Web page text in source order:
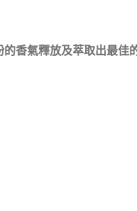
香氣釋放及萃取出最佳